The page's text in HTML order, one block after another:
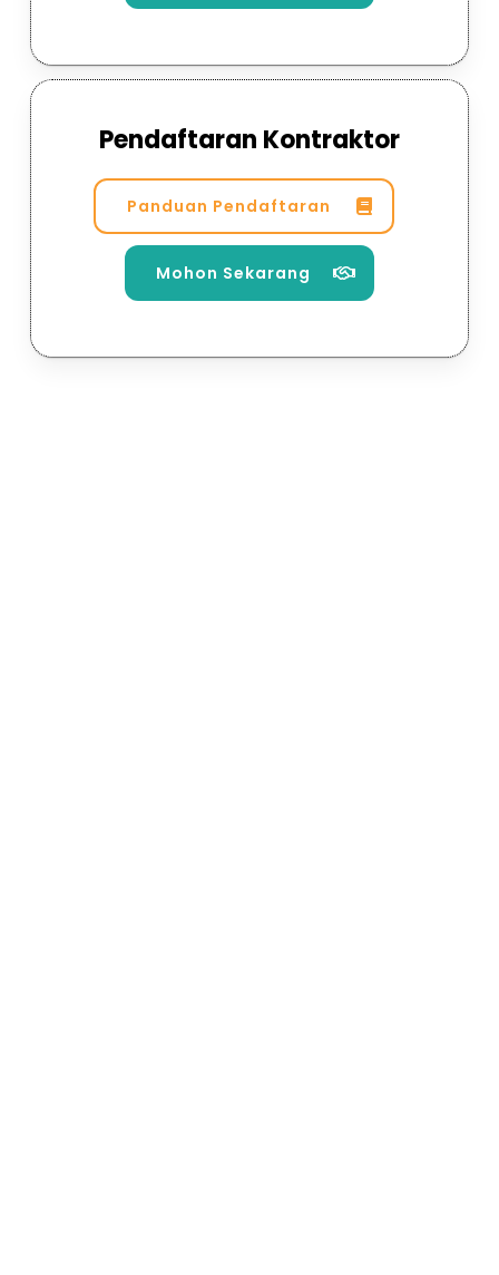
Pendaftaran Kontraktor
Panduan Pendaftaran
Mohon Sekarang